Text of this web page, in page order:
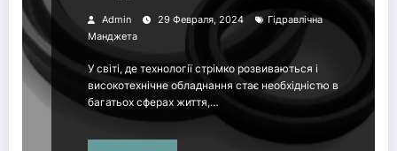
Admin 29 Февраля, 2024
Гідравлічна
Манджета
У світі, де технології стрімко розвиваються і
високотехнічне обладнання стає необхідністю в
багатьох сферах життя,…